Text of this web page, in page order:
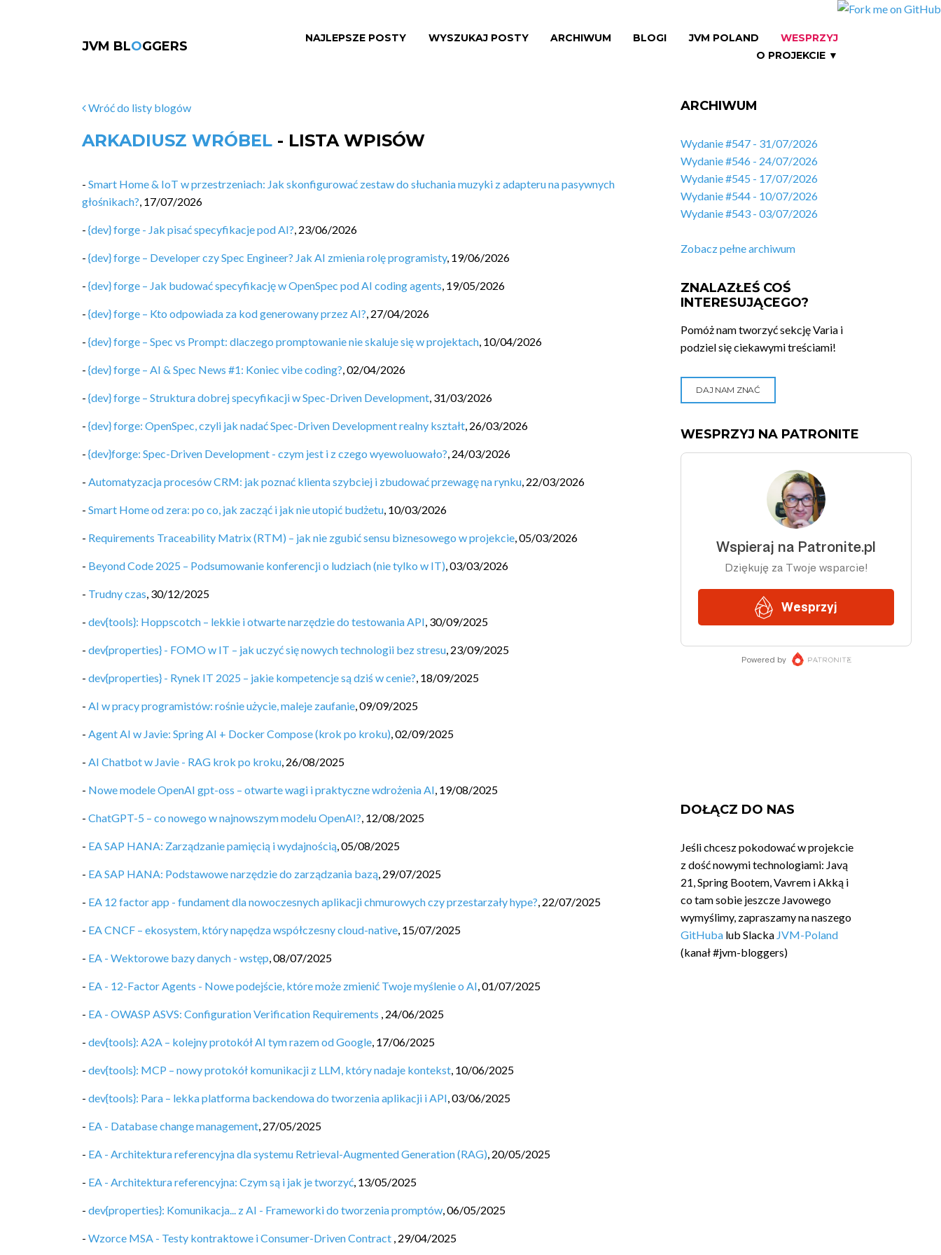
JVM BLOGGERS
NAJLEPSZE POSTY WYSZUKAJ POSTY ARCHIWUM BLOGI JVM POLAND
WESPRZYJ
O PROJEKCIE ▼
Wróć do listy blogów
ARKADIUSZ WRÓBEL - LISTA WPISÓW
- Smart Home & IoT w przestrzeniach: Jak skonfigurować zestaw do słuchania muzyki z adapteru na pasywnych
głośnikach?, 17/07/2026
- {dev} forge - Jak pisać specyfikacje pod AI?, 23/06/2026
- {dev} forge – Developer czy Spec Engineer? Jak AI zmienia rolę programisty, 19/06/2026
- {dev} forge – Jak budować specyfikację w OpenSpec pod AI coding agents, 19/05/2026
- {dev} forge – Kto odpowiada za kod generowany przez AI?, 27/04/2026
- {dev} forge – Spec vs Prompt: dlaczego promptowanie nie skaluje się w projektach, 10/04/2026
- {dev} forge – AI & Spec News #1: Koniec vibe coding?,02/04/2026
- {dev} forge – Struktura dobrej specyfikacji w Spec-Driven Development, 31/03/2026
- {dev} forge: OpenSpec, czyli jak nadać Spec-Driven Development realny kształt, 26/03/2026
- {dev}forge: Spec-Driven Development - czym jest i z czego wyewoluowało?, 24/03/2026
- Automatyzacja procesów CRM: jak poznać klienta szybciej i zbudować przewagę na rynku, 22/03/2026
- Smart Home od zera: po co, jak zacząć i jak nie utopić budżetu, 10/03/2026
- Requirements Traceability Matrix (RTM) – jak nie zgubić sensu biznesowego w projekcie,05/03/2026
- Beyond Code 2025 – Podsumowanie konferencji o ludziach (nie tylko w IT),03/03/2026
- Trudny czas, 30/12/2025
- dev{tools}: Hoppscotch – lekkie i otwarte narzędzie do testowania API, 30/09/2025
- dev{properties} - FOMO w IT – jak uczyć się nowych technologii bez stresu, 23/09/2025
- dev{properties} - Rynek IT 2025 – jakie kompetencje są dziś w cenie?, 18/09/2025
- AI w pracy programistów: rośnie użycie, maleje zaufanie,09/09/2025
- Agent AI w Javie: Spring AI + Docker Compose (krok po kroku),02/09/2025
- AI Chatbot w Javie - RAG krok po kroku, 26/08/2025
- Nowe modele OpenAI gpt-oss – otwarte wagi i praktyczne wdrożenia AI, 19/08/2025
- ChatGPT-5 – co nowego w najnowszym modelu OpenAI?, 12/08/2025
- EA SAP HANA: Zarządzanie pamięcią i wydajnością,05/08/2025
- EA SAP HANA: Podstawowe narzędzie do zarządzania bazą, 29/07/2025
- EA 12 factor app - fundament dla nowoczesnych aplikacji chmurowych czy przestarzały hype?, 22/07/2025
- EA CNCF – ekosystem, który napędza współczesny cloud-native, 15/07/2025
- EA - Wektorowe bazy danych - wstęp,08/07/2025
- EA - 12-Factor Agents - Nowe podejście, które może zmienić Twoje myślenie o AI,01/07/2025
- EA - OWASP ASVS: Configuration Verification Requirements , 24/06/2025
- dev{tools}: A2A – kolejny protokół AI tym razem od Google, 17/06/2025
- dev{tools}: MCP – nowy protokół komunikacji z LLM, który nadaje kontekst, 10/06/2025
- dev{tools}: Para – lekka platforma backendowa do tworzenia aplikacji i API,03/06/2025
- EA - Database change management, 27/05/2025
- EA - Architektura referencyjna dla systemu Retrieval-Augmented Generation (RAG), 20/05/2025
- EA - Architektura referencyjna: Czym są i jak je tworzyć, 13/05/2025
- dev{properties}: Komunikacja... z AI - Frameworki do tworzenia promptów,06/05/2025
- Wzorce MSA - Testy kontraktowe i Consumer-Driven Contract , 29/04/2025
ARCHIWUM
Wydanie #547 - 31/07/2026
Wydanie #546 - 24/07/2026
Wydanie #545 - 17/07/2026
Wydanie #544 - 10/07/2026
Wydanie #543 - 03/07/2026
Zobacz pełne archiwum
ZNALAZŁEŚ COŚ
INTERESUJĄCEGO?
Pomóż nam tworzyć sekcję Varia i
podziel się ciekawymi treściami!
DAJ NAM ZNAĆ
WESPRZYJ NA PATRONITE
DOŁĄCZ DO NAS
Jeśli chcesz pokodować w projekcie
z dość nowymi technologiami: Javą
21, Spring Bootem, Vavrem i Akką i
co tam sobie jeszcze Javowego
wymyślimy, zapraszamy na naszego
GitHuba lub Slacka JVM-Poland
(kanał #jvm-bloggers)